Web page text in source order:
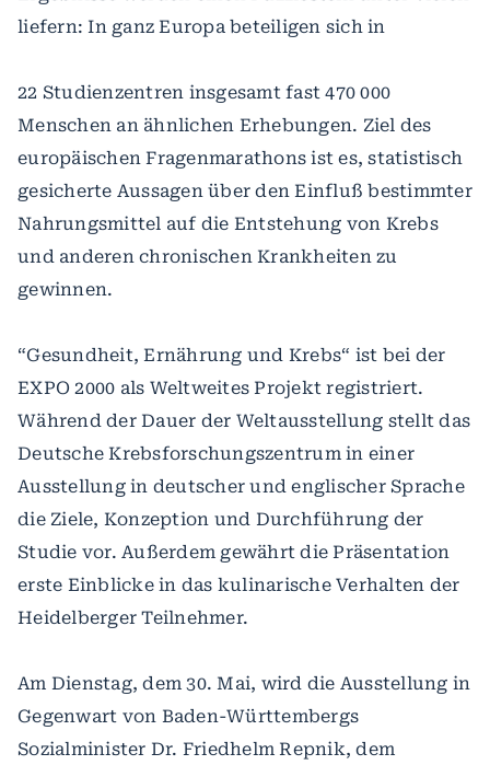
liefern: In ganz Europa beteiligen sich in
22 Studienzentren insgesamt fast 470 000
Menschen an ähnlichen Erhebungen. Ziel des
europäischen Fragenmarathons ist es, statistisch
gesicherte Aussagen über den Einfluß bestimmter
Nahrungsmittel auf die Entstehung von Krebs
und anderen chronischen Krankheiten zu
gewinnen.
“Gesundheit, Ernährung und Krebs“ ist bei der
EXPO 2000 als Weltweites Projekt registriert.
Während der Dauer der Weltausstellung stellt das
Deutsche Krebsforschungszentrum in einer
Ausstellung in deutscher und englischer Sprache
die Ziele, Konzeption und Durchführung der
Studie vor. Außerdem gewährt die Präsentation
erste Einblicke in das kulinarische Verhalten der
Heidelberger Teilnehmer.
Am Dienstag, dem 30. Mai, wird die Ausstellung in
Gegenwart von Baden-Württembergs
Sozialminister Dr. Friedhelm Repnik, dem